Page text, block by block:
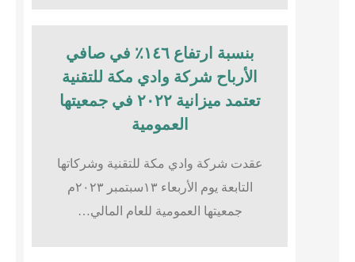
بنسبة ارتفاع ١٤٦٪؜ في صافي
الأرباح شركة وادي مكة للتقنية
تعتمد ميزانية ٢٠٢٢ في جمعيتها
العمومية
عقدت شركة وادي مكة للتقنية وشركاتها
التابعة يوم الأربعاء ١٣سبتمبر ٢٠٢٣م
جمعيتها العمومية للعام المالي…